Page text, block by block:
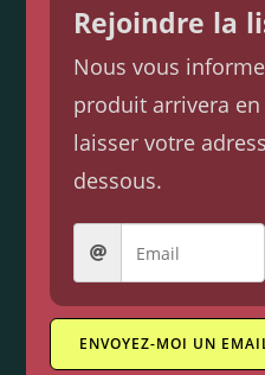
Rejoindre la
Nous vous
produit arrivera
laisser votre
dessous.
ENVOYEZ-MOI UN